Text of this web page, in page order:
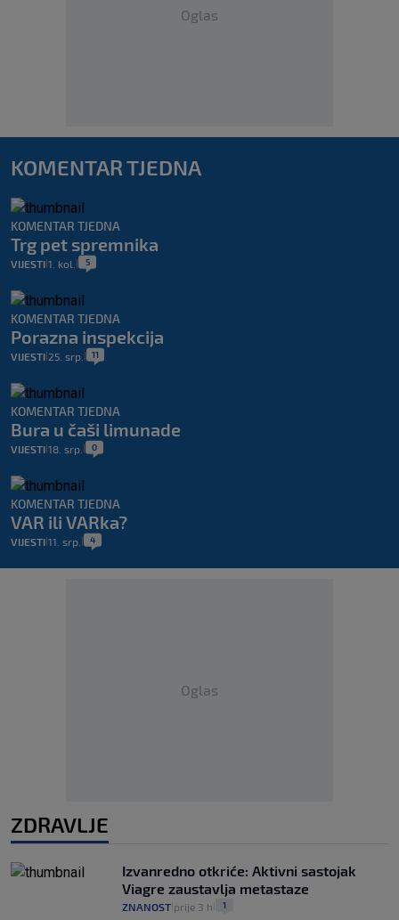
Oglas
KOMENTAR TJEDNA
KOMENTAR TJEDNA
Trg pet spremnika
VIJESTI 1. kol. 5
KOMENTAR TJEDNA
Porazna inspekcija
VIJESTI 25. srp. 11
KOMENTAR TJEDNA
Bura u čaši limunade
VIJESTI 18. srp. 0
KOMENTAR TJEDNA
VAR ili VARka?
VIJESTI 11. srp. 4
Oglas
ZDRAVLJE
Izvanredno otkriće: Aktivni sastojak
Viagre zaustavlja metastaze
ZNANOST prije 3 h 1